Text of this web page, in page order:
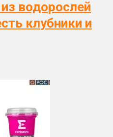
водорослей
клубники и